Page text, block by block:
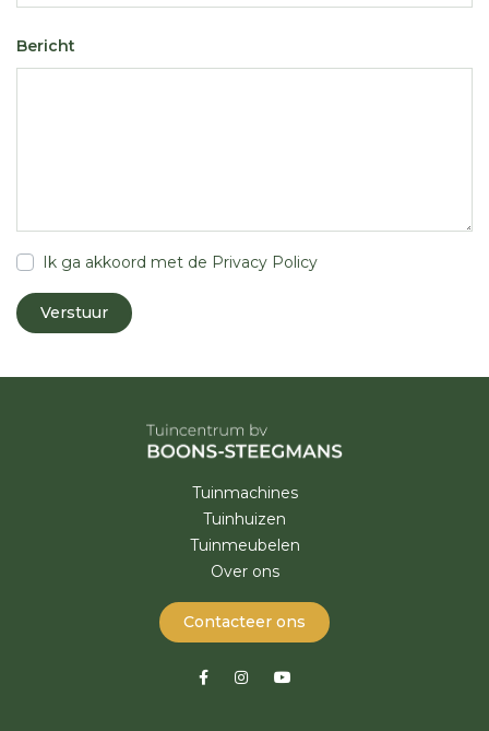
Bericht
Ik ga akkoord met de Privacy Policy
Tuinmachines
Tuinhuizen
Tuinmeubelen
Over ons
Contacteer ons